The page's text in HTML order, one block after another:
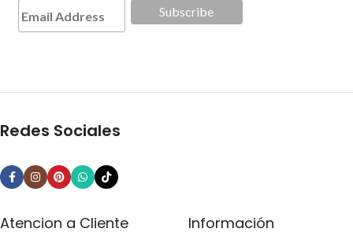
Redes Sociales
Atencion a Cliente Información